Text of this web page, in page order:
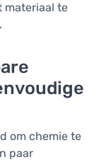
materiaal te
om chemie te
paar